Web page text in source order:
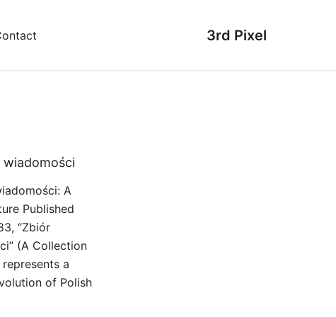
3rd Pixel
A
Published
“Zbiór
(A Collection
a
of Polish